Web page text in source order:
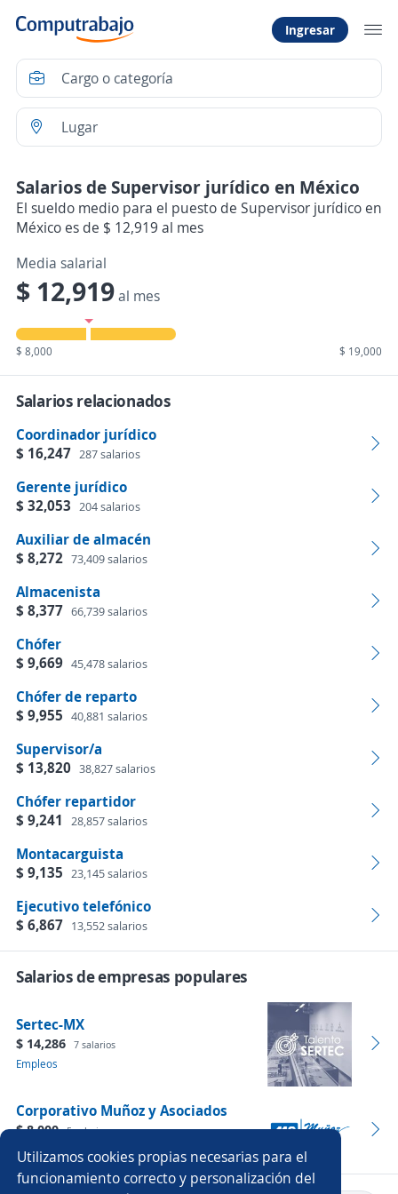
Utilizamos cookies propias necesarias para el
funcionamiento correcto y personalización del
Ingresar
Salarios de Supervisor jurídico en México
El sueldo medio para el puesto de Supervisor jurídico en
México es de $ 12,919 al mes
Media salarial
$ 12,919al mes
$ 8,000 $ 19,000
Salarios relacionados
Coordinador jurídico
$ 16,247 287 salarios
Gerente jurídico
$ 32,053 204 salarios
Auxiliar de almacén
$ 8,272 73,409 salarios
Almacenista
$ 8,377 66,739 salarios
Chófer
$ 9,669 45,478 salarios
Chófer de reparto
$ 9,955 40,881 salarios
Supervisor/a
$ 13,820 38,827 salarios
Chófer repartidor
$ 9,241
28,857 salarios
Montacarguista
$ 9,135 23,145 salarios
Ejecutivo telefónico
$ 6,867 13,552 salarios
Salarios de empresas populares
Sertec-MX
$ 14,286 7 salarios
Empleos
Corporativo Muñoz y Asociados
$ 8,000 5 salarios
Empleos